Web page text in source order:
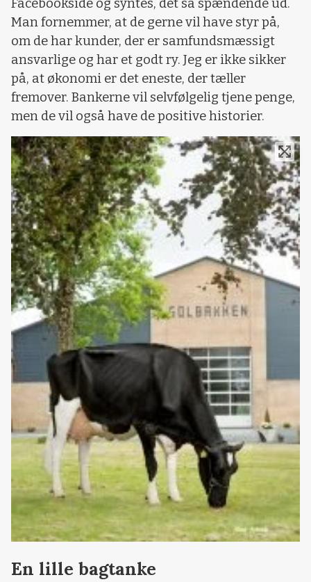
Facebookside og syntes, det så spændende ud.
Man fornemmer, at de gerne vil have styr på,
om de har kunder, der er samfundsmæssigt
ansvarlige og har et godt ry. Jeg er ikke sikker
på, at økonomi er det eneste, der tæller
fremover. Bankerne vil selvfølgelig tjene penge,
men de vil også have de positive historier.
En lille bagtanke